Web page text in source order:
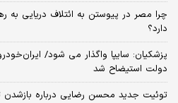
چرا مصر در پیوستن به ائتلاف دریایی به
دارد؟
پزشکیان: سایپا واگذار می شود/
دولت استیضاح شد
توئیت جدید محسن رضایی درباره بازشدن